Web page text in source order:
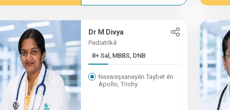
Dr M Divya
Pediatrîkê
8+ Sal, MBBS, DNB
Nexweşxaneyên Taybet ên
Apollo, Trichy